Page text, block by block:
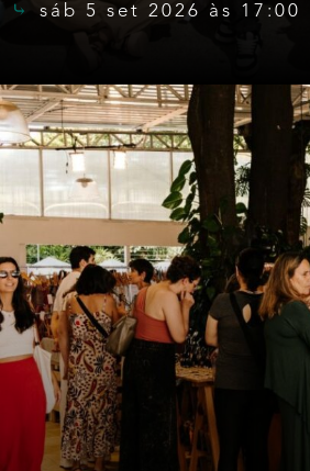
sáb 5 set 2026 às 17:00